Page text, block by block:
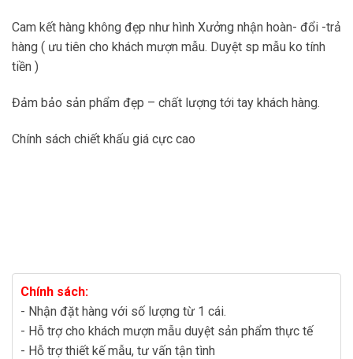
Cam kết hàng không đẹp như hình Xưởng nhận hoàn- đổi -trả
hàng ( ưu tiên cho khách mượn mẫu. Duyệt sp mẫu ko tính
tiền )
Đảm bảo sản phẩm đẹp – chất lượng tới tay khách hàng.
Chính sách chiết khấu giá cực cao
Chính sách:
- Nhận đặt hàng với số lượng từ 1 cái.
- Hỗ trợ cho khách mượn mẫu duyệt sản phẩm thực tế
- Hỗ trợ thiết kế mẫu, tư vấn tận tình